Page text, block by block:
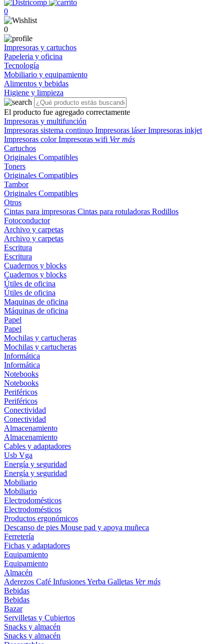
0
0
Impresoras y cartuchos
Papeleria y oficina
Tecnología
Mobiliario y equipamiento
Alimentos y bebidas
Higiene y limpieza
El producto fue agregado correctamente
Impresoras y multifunción
Impresoras sistema continuo Impresoras láserImpresoras inkjet
Impresoras colorImpresoras wifi Ver más
Cartuchos
Originales Compatibles
Toners
Originales Compatibles
Tambor
Originales Compatibles
Otros
Cintas para impresoras Cintas para rotuladoras Rodillos
Fotoconductor
Archivo y carpetas
Archivo y carpetas
Escritura
Escritura
Cuadernos y blocks
Cuadernos y blocks
Útiles de oficina
Útiles de oficina
Maquinas de oficina
Máquinas de oficina
Papel
Papel
Mochilas y cartucheras
Mochilas y cartucheras
Informática
Informática
Notebooks
Notebooks
Periféricos
Periféricos
Conectividad
Conectividad
Almacenamiento
Almacenamiento
Cables y adaptadores
Usb Vga
Energía y seguridad
Energía y seguridad
Mobiliario
Mobiliario
Electrodomésticos
Electrodomésticos
Productos ergonómicos
Descanso de pies Mouse pad y apoya muñeca
Ferretería
Fichas y adaptadores
Equipamiento
Equipamiento
Almacén
Aderezos Café InfusionesYerba Galletas Ver más
Bebidas
Bebidas
Bazar
Servilletas y Cubiertos
Snacks y almacén
Snacks y almacén